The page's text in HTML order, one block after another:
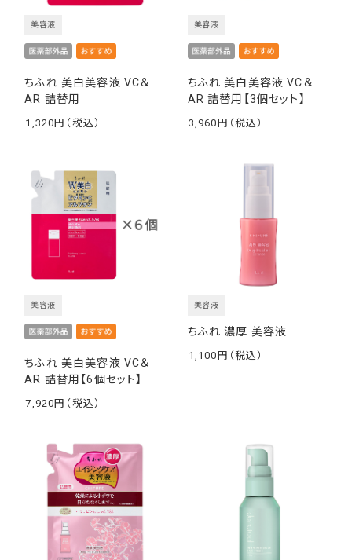
ちふれ 美白美容液 VC＆
AR 詰替用
美容液
1,320
ちふれ 美白美容液 VC＆
AR 詰替用【3個セット】
美容液
3,960
ちふれ 美白美容液 VC＆
AR 詰替用【6個セット】
美容液
7,920
ちふれ 濃厚 美容液
美容液
1,100